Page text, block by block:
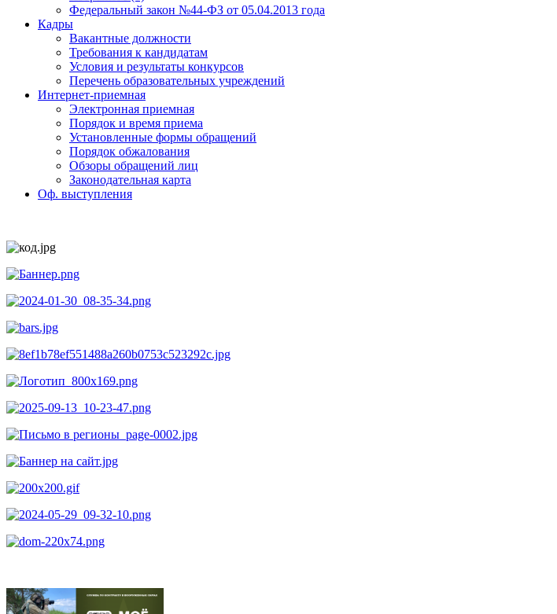
Федеральный закон №44-ФЗ от 05.04.2013 года
Кадры
Вакантные должности
Требования к кандидатам
Условия и результаты конкурсов
Перечень образовательных учреждений
Интернет-приемная
Электронная приемная
Порядок и время приема
Установленные формы обращений
Порядок обжалования
Обзоры обращений лиц
Законодательная карта
Оф. выступления